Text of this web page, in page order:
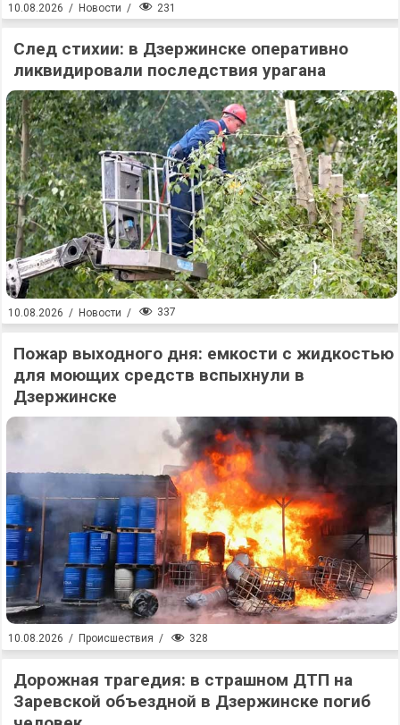
10.08.2026 / Новости / 231
След стихии: в Дзержинске оперативно
ликвидировали последствия урагана
10.08.2026 / Новости / 337
Пожар выходного дня: емкости с жидкостью
для моющих средств вспыхнули в
Дзержинске
10.08.2026 / Происшествия / 328
Дорожная трагедия: в страшном ДТП на
Заревской объездной в Дзержинске погиб